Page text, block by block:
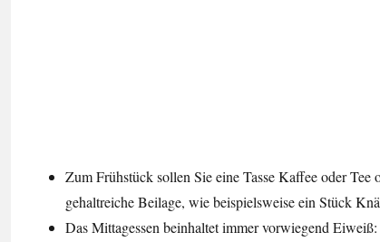
Zum Frühstück sollen Sie eine Tasse Kaffee oder
gehaltreiche Beilage, wie beispielsweise ein Stück
Das Mittagessen beinhaltet immer vorwiegend